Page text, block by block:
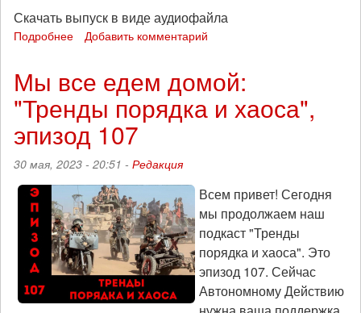
Скачать выпуск в виде аудиофайла
Подробнее
порядка
хаоса»,
эпизод
108
Добавить комментарий
Мы все едем домой:
"Тренды порядка и хаоса",
эпизод 107
30 мая, 2023 - 20:51 - Редакция
Всем привет! Сегодня
мы продолжаем наш
подкаст "Тренды
порядка и хаоса". Это
эпизод 107. Сейчас
Автономному Действию